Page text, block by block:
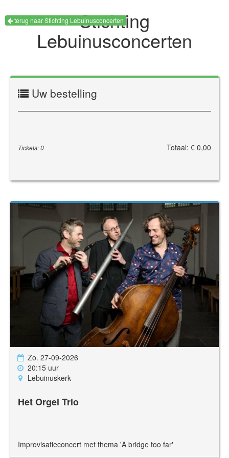
terug naar Stichting Lebuinusconcerten
Stichting
Lebuinusconcerten
Uw bestelling
Tickets: 0 Totaal: € 0,00
Zo. 27-09-2026
20:15 uur
Lebuinuskerk
Het Orgel Trio
Improvisatieconcert met thema 'A bridge too far'